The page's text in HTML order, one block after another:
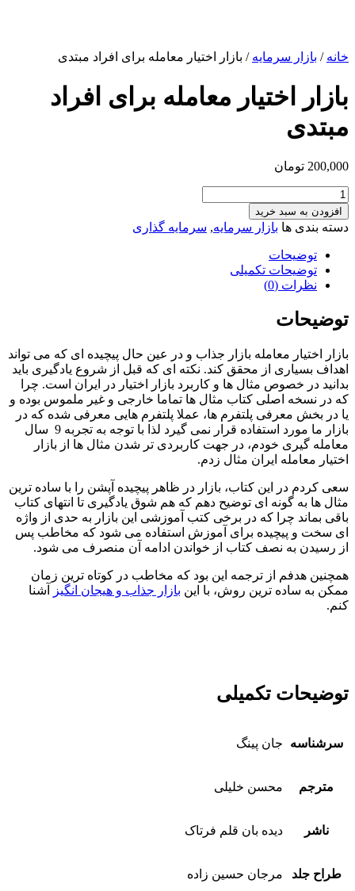
خانه / بازار سرمایه / بازار اختیار معامله برای افراد مبتدی
بازار اختیار معامله برای افراد
مبتدی
200,000 تومان
بازار
اختیار
معامله
افراد
مبتدی
افزودن به سبد خرید
دسته بندی ها بازار سرمایه, سرمایه گذاری
توضیحات
توضیحات تکمیلی
نظرات (0)
توضیحات
بازار اختیار معامله بازار جذاب و در عین حال پیچیده ای که می تواند
اهداف بسیاری از محقق کند. نکته ای که قبل از شروع یادگیری باید
بدانید در خصوص مثال ها و کاربرد بازار اختیار در ایران است. چرا
که در نسخه اصلی کتاب مثال ها تماما خارجی و غیر ملموس بوده و
یا در بخش معرفی پلتفرم ها، عملا پلتفرم هایی معرفی شده که در
بازار ما مورد استفاده قرار نمی گیرد لذا با توجه به تجربه 9 سال
معامله گیری خودم، در جهت کاربردی تر شدن مثال ها از بازار
اختیار معامله ایران مثال زدم.
سعی کردم در این کتاب، بازار در ظاهر پیچیده آپشن را با ساده ترین
مثال ها به گونه ای توضیح دهم که هم شوق یادگیری تا انتهای کتاب
باقی بماند چرا که در برخی کتب آموزشی این بازار به حدی از واژه
ای سخت و پیچیده برای آموزش استفاده می شود که مخاطب پس
از رسیدن به نصف کتاب از خواندن ادامه آن منصرف می شود.
همچنین هدفم از ترجمه این بود که مخاطب در کوتاه ترین زمان
ممکن به ساده ترین روش، با این بازار جذاب و هیجان انگیز
آشنا
کنم.
توضیحات تکمیلی
سرشناسه جان پینگ
مترجم محسن خلیلی
ناشر دیده بان قلم فرتاک
طراح جلد مرجان حسین زاده